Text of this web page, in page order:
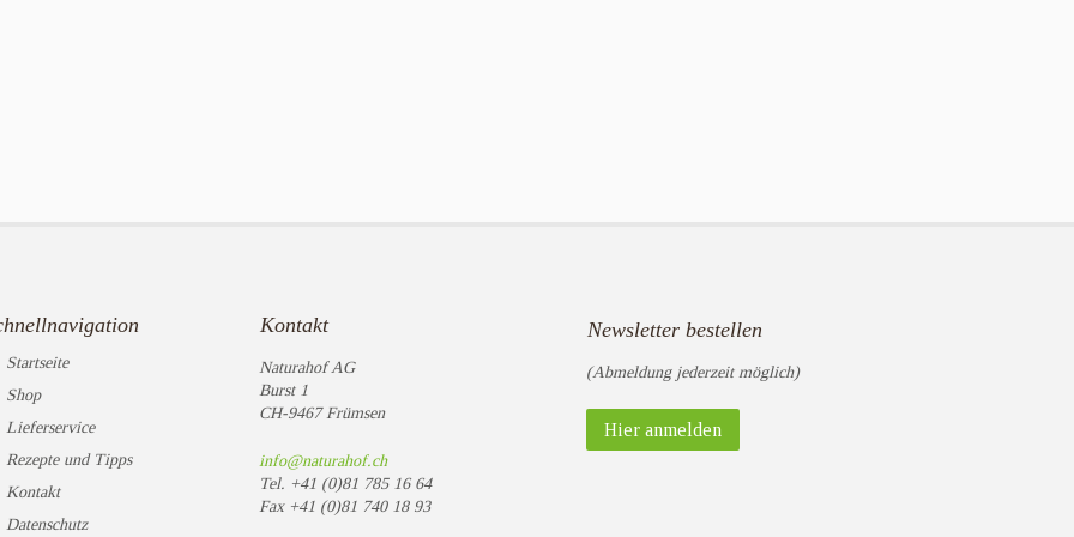
Startseite
Shop
Lieferservice
Rezepte und Tipps
Kontakt
Datenschutz
Kontakt
Naturahof AG
Burst 1
CH-9467 Frümsen
info@naturahof.ch
Tel. +41 (0)81 785 16 64
Fax +41 (0)81 740 18 93
Newsletter bestellen
(Abmeldung jederzeit möglich)
Hier anmelden